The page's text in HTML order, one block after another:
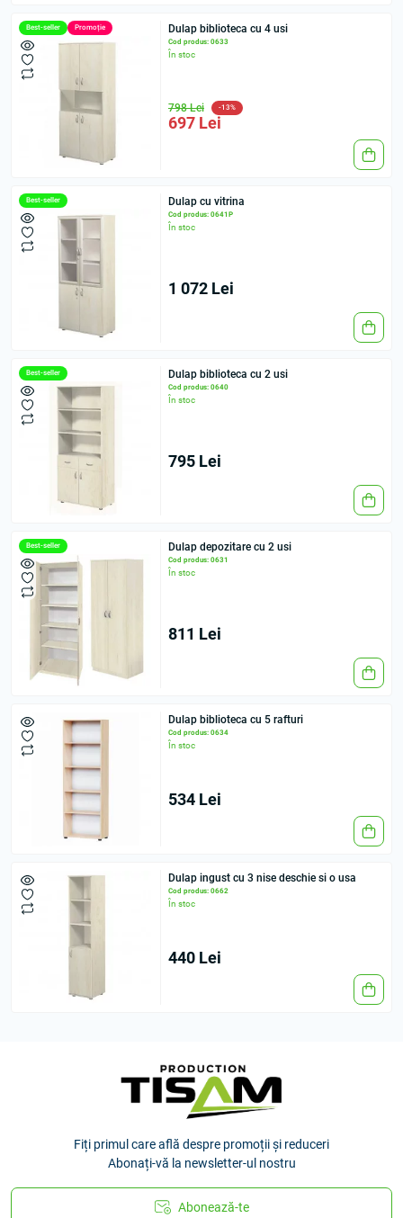
Best-seller Promoție Dulap biblioteca cu 4 usi
Cod produs: 0633
În stoc
798 Lei -13%
697 Lei
Best-seller Dulap cu vitrina
Cod produs: 0641Р
În stoc
1 072 Lei
Best-seller Dulap biblioteca cu 2 usi
Cod produs: 0640
În stoc
795 Lei
Best-seller Dulap depozitare cu 2 usi
Cod produs: 0631
În stoc
811 Lei
Dulap biblioteca cu 5 rafturi
Cod produs: 0634
În stoc
534 Lei
Dulap ingust cu 3 nise deschie si o usa
Cod produs: 0662
În stoc
440 Lei
Fiți primul care află despre promoții și reduceri
Abonați-vă la newsletter-ul nostru
Abonează-te